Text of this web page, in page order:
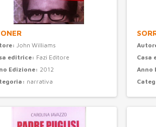
John Williams
editrice: Fazi Editore
Edizione: 2012
narrativa
Casa
Anno